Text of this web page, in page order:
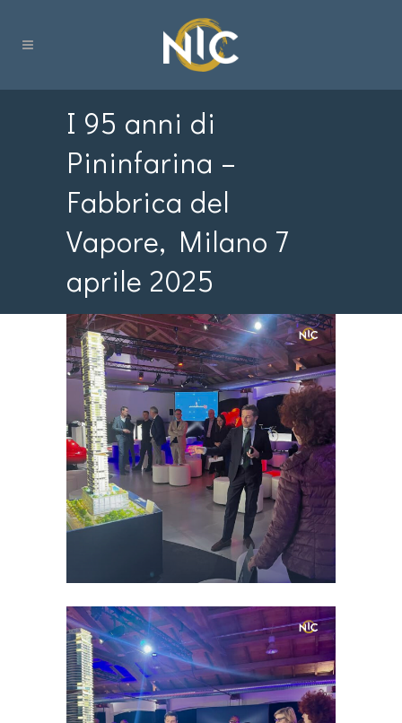
I 95 anni di
Pininfarina –
Fabbrica del
Vapore, Milano 7
aprile 2025